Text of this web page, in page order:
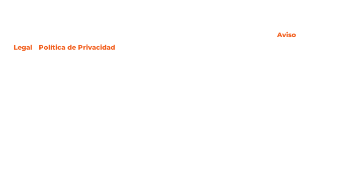
Aviso
Legaly Política de Privacidad.